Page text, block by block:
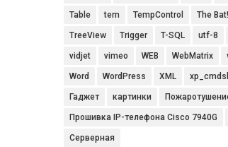
Table tem TempControl The Bat!
TreeView Trigger T-SQL utf-8
vidjet vimeo WEB WebMatrix
Word WordPress XML
Гаджет картинки
Прошивка IP-телефона Cisco 7940G
Серверная